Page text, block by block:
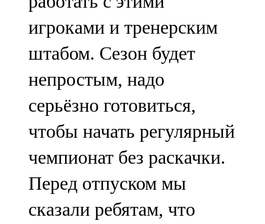
игроками и тренерским
штабом. Сезон будет
непростым, надо
серьёзно готовиться,
чтобы начать регулярный
чемпионат без раскачки.
Перед отпуском мы
сказали ребятам, что